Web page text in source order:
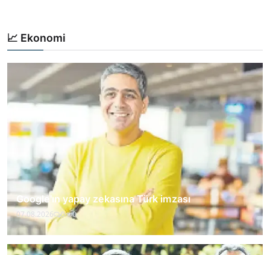
📈 Ekonomi
Google'ın yapay zekasına Türk imzası
07.08.2026 0 0